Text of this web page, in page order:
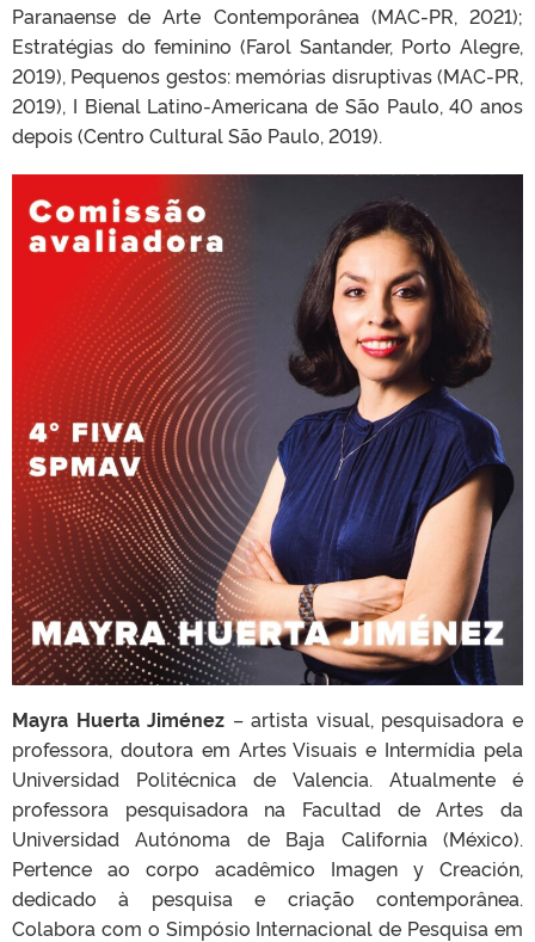
Paranaense de Arte Contemporânea (MAC-PR, 2021);
Estratégias do feminino (Farol Santander, Porto Alegre,
2019), Pequenos gestos: memórias disruptivas (MAC-PR,
2019), I Bienal Latino-Americana de São Paulo, 40 anos
depois (Centro Cultural São Paulo, 2019).
Mayra Huerta Jiménez – artista visual, pesquisadora e
professora, doutora em Artes Visuais e Intermídia pela
Universidad Politécnica de Valencia. Atualmente é
professora pesquisadora na Facultad de Artes da
Universidad Autónoma de Baja California (México).
Pertence ao corpo acadêmico Imagen y Creación,
dedicado à pesquisa e criação contemporânea.
Colabora com o Simpósio Internacional de Pesquisa em